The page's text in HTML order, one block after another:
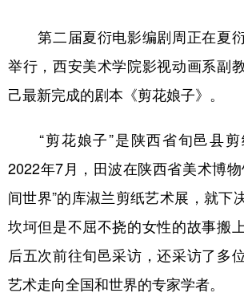
食品 人居 信息化
学术中国 乡村振兴
彩票 娱乐 时尚
公益 一带一路 亚太网
文化产业
地方频道
第二届夏衍电影编剧周正在夏衍
举行，西安美术学院影视动画系副
己最新完成的剧本《剪花娘子》。
“剪花娘子”是陕西省旬邑县剪
2022年7月，田波在陕西省美术博
间世界”的库淑兰剪纸艺术展，就下
坎坷但是不屈不挠的女性的故事搬
后五次前往旬邑采访，还采访了多
艺术走向全国和世界的专家学者。